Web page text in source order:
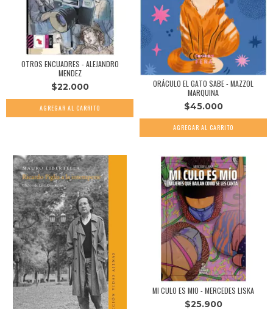
OTROS ENCUADRES - ALEJANDRO
MENDEZ
$22.000
ORÁCULO EL GATO SABE - MAZZOL
MARQUINA
$45.000
MI CULO ES MIO - MERCEDES LISKA
$25.900